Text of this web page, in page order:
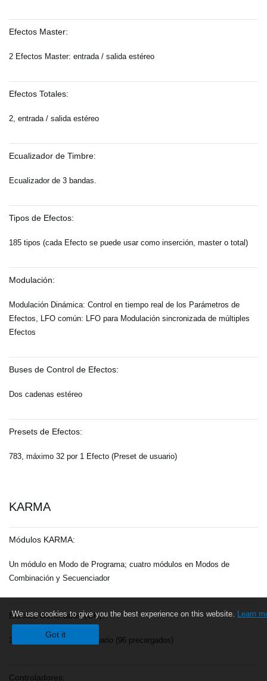
Efectos Master:
2 Efectos Master: entrada / salida estéreo
Efectos Totales:
2, entrada / salida estéreo
Ecualizador de Timbre:
Ecualizador de 3 bandas.
Tipos de Efectos:
185 tipos (cada Efecto se puede usar como inserción, master o total)
Modulación:
Modulación Dinámica: Control en tiempo real de los Parámetros de
Efectos, LFO común: LFO para Modulación sincronizada de múltiples
Efectos
Buses de Control de Efectos:
Dos cadenas estéreo
Presets de Efectos:
783, máximo 32 por 1 Efecto (Preset de usuario)
KARMA
Módulos KARMA:
Un módulo en Modo de Programa; cuatro módulos en Modos de
Combinación y Secuenciador
Efectos Generados (GE):
2048 presets, 1536 de usuario (96 precargados)
Controladores:
We use cookies to give you the best experience on this website. Learn
Got it